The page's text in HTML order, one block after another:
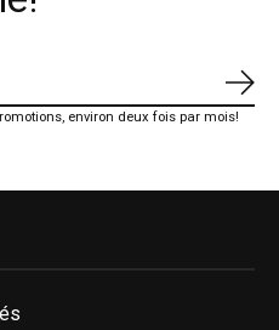
environ deux fois par mois!